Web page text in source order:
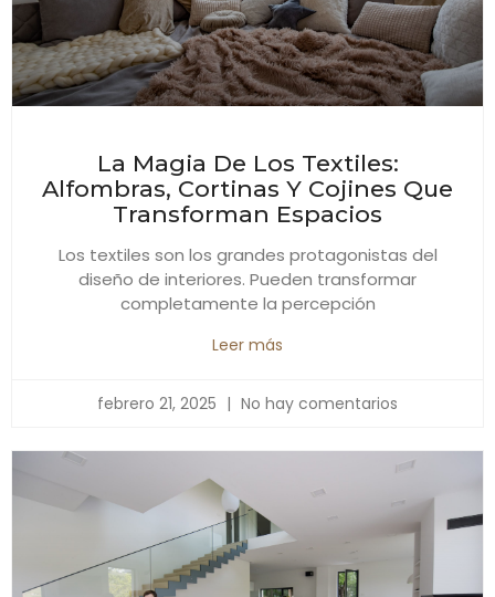
La Magia De Los Textiles:
Alfombras, Cortinas Y Cojines Que
Transforman Espacios
Los textiles son los grandes protagonistas del
diseño de interiores. Pueden transformar
completamente la percepción
Leer más
febrero 21, 2025 No hay comentarios